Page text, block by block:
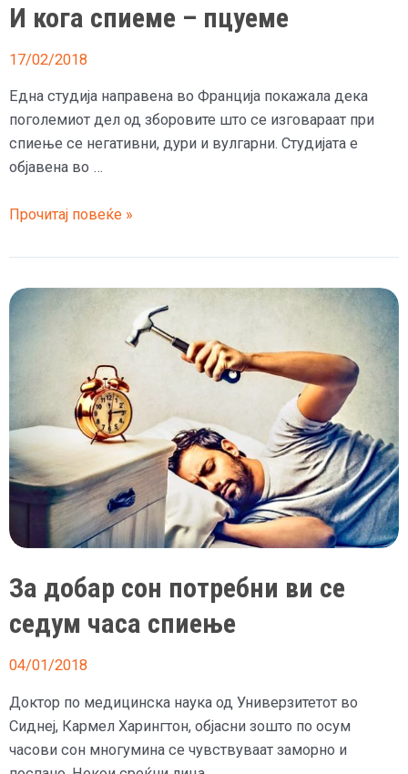
И кога спиеме – пцуеме
17/02/2018
Една студија направена во Франција покажала дека
поголемиот дел од зборовите што се изговараат при
спиење се негативни, дури и вулгарни. Студијата е
објавена во …
И
спиеме
пцуеме
Прочитај повеќе »
За добар сон потребни ви се
седум часа спиење
04/01/2018
Доктор по медицинска наука од Универзитетот во
Сиднеј, Кармел Харингтон, објасни зошто по осум
часови сон многумина се чувствуваат заморно и